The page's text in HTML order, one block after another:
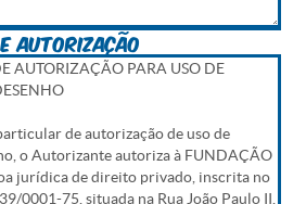
autorização